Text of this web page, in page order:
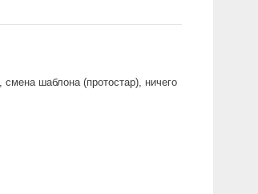
шаблона (протостар), ничего